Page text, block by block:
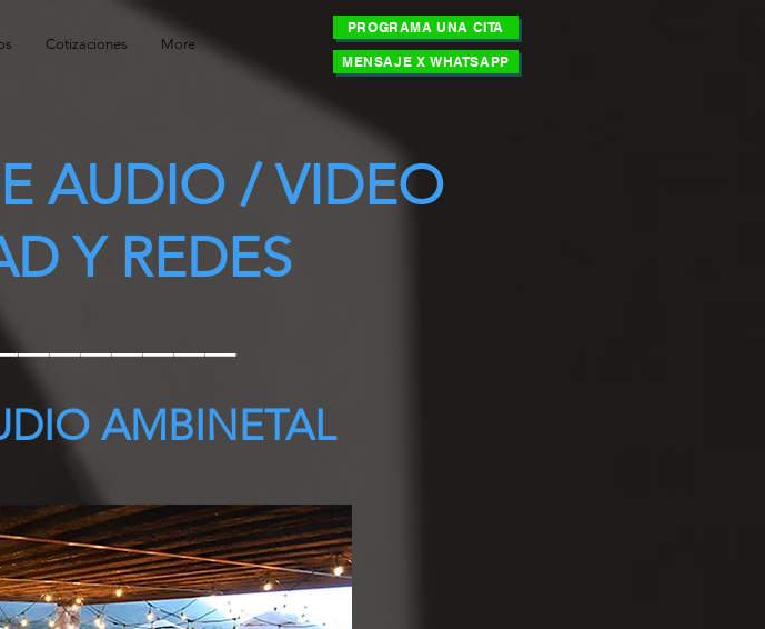
Cotizaciones More
PROGRAMA UNA CITA
MENSAJE X WHATSAPP
AUDIO / VIDEO
Y REDES
AMBINETAL